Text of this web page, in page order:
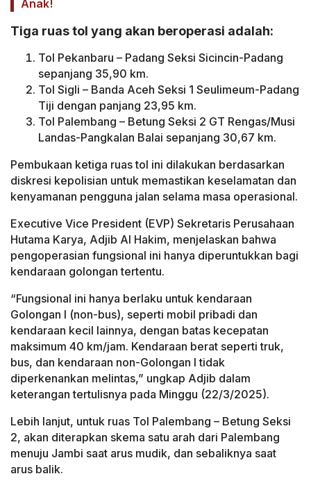
Anak!
Tiga ruas tol yang akan beroperasi adalah:
Tol Pekanbaru – Padang Seksi Sicincin-Padang
sepanjang 35,90 km.
Tol Sigli – Banda Aceh Seksi 1 Seulimeum-Padang
Tiji dengan panjang 23,95 km.
Tol Palembang – Betung Seksi 2 GT Rengas/Musi
Landas-Pangkalan Balai sepanjang 30,67 km.
Pembukaan ketiga ruas tol ini dilakukan berdasarkan
diskresi kepolisian untuk memastikan keselamatan dan
kenyamanan pengguna jalan selama masa operasional.
Executive Vice President (EVP) Sekretaris Perusahaan
Hutama Karya, Adjib Al Hakim, menjelaskan bahwa
pengoperasian fungsional ini hanya diperuntukkan bagi
kendaraan golongan tertentu.
“Fungsional ini hanya berlaku untuk kendaraan
Golongan I (non-bus), seperti mobil pribadi dan
kendaraan kecil lainnya, dengan batas kecepatan
maksimum 40 km/jam. Kendaraan berat seperti truk,
bus, dan kendaraan non-Golongan I tidak
diperkenankan melintas,” ungkap Adjib dalam
keterangan tertulisnya pada Minggu (22/3/2025).
Lebih lanjut, untuk ruas Tol Palembang – Betung Seksi
2, akan diterapkan skema satu arah dari Palembang
menuju Jambi saat arus mudik, dan sebaliknya saat
arus balik.